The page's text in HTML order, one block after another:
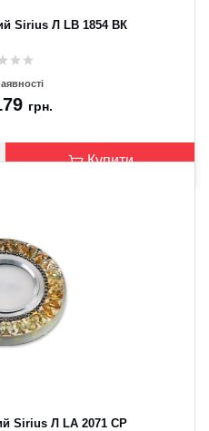
Sirius Л LB 1854 ВК
грн.
Купити
Sirius Л LA 2071 CP